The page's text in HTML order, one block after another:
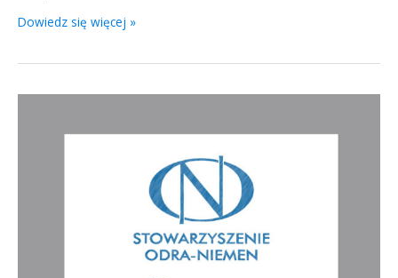
Dowiedz się więcej »
Wielkanocne